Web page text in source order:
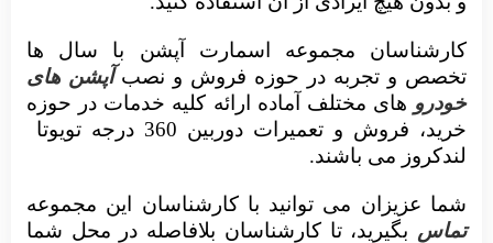
کارشناسان
مجموعه اسمارت آپشن با سال ها
تخصص و تجربه در حوزه فروش و نصبآپشن های
خودرو های مختلف آماده ارائه کلیه خدمات در حوزه
خرید، فروش و تعمیرات دوربین 360 درجه تویوتا
لندکروز می باشند.
شما عزیزان می توانید با کارشناسان این مجموعه
تماس بگیرید، تا کارشناسان بلافاصله در محل شما